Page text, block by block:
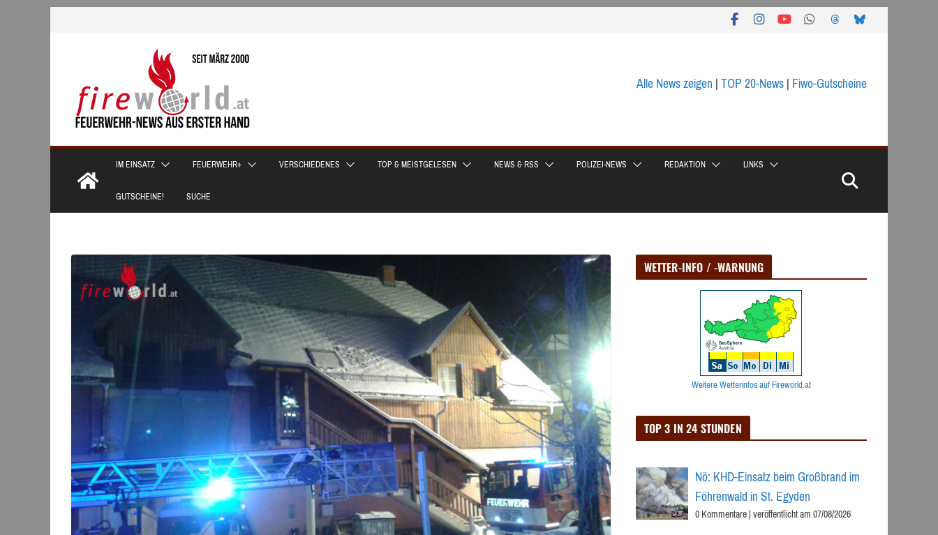
Alle News zeigen|TOP 20-News|Fiwo-Gutscheine
IM EINSATZ FEUERWEHR+ VERSCHIEDENES TOP & MEISTGELESEN NEWS & RSS POLIZEI-NEWS REDAKTION LINKS
GUTSCHEINE! SUCHE
WETTER-INFO / -WARNUNG
Weitere Wetterinfos auf Fireworld.at
TOP 3 IN 24 STUNDEN
Nö: KHD-Einsatz beim Großbrand im
Föhrenwald in St. Egyden
0 Kommentare|veröffentlicht am 07/08/2026